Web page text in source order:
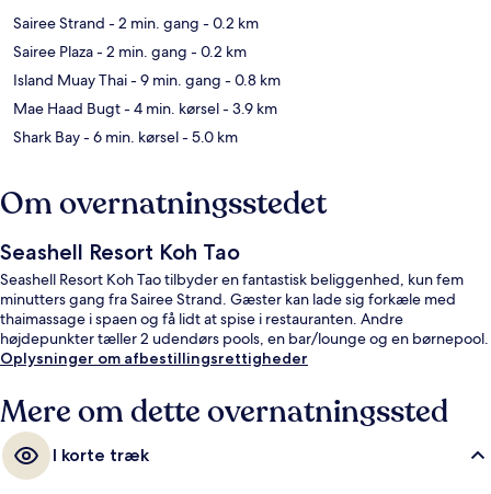
Sairee Strand - 2 min. gang - 0.2 km
Sairee Plaza- 2 min. gang - 0.2 km
Island Muay Thai- 9 min. gang - 0.8 km
Mae Haad Bugt- 4 min. kørsel- 3.9 km
Shark Bay- 6 min. kørsel- 5.0 km
Om overnatningsstedet
Seashell Resort Koh Tao
Seashell Resort Koh Tao tilbyder en fantastisk beliggenhed, kun fem
minutters gang fra Sairee Strand. Gæster kan lade sig forkæle med
thaimassage i spaen og få lidt at spise i restauranten. Andre
højdepunkter tæller 2 udendørs pools, en bar/lounge og en børnepool.
Oplysninger om afbestillingsrettigheder
Mere om dette overnatningssted
I korte træk